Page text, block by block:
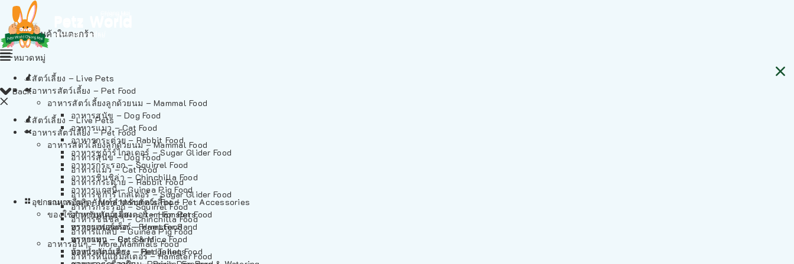
ไม่มีสินค้าในตะกร้า
Back
สัตว์เลี้ยง – Live Pets
อาหารสัตว์เลี้ยง – Pet Food
อาหารสัตว์เลี้ยงลูกด้วยนม – Mammal Food
อาหารสุนัข – Dog Food
อาหารแมว – Cat Food
อาหารกระต่าย – Rabbit Food
อาหารชูก้าร์ไกลเดอร์ – Sugar Glider Food
อาหารกระรอก – Squirrel Food
อาหารชินชิล่า – Chinchilla Food
อาหารแกสบี้ – Guinea Pig Food
อาหารอื่นๆ – More Mammals Food
อาหารหนูแฮมสเตอร์ – Hamster Food
หมวดหมู่
สัตว์เลี้ยง – Live Pets
อาหารสัตว์เลี้ยง – Pet Food
อาหารสัตว์เลี้ยงลูกด้วยนม – Mammal Food
อาหารสุนัข – Dog Food
อาหารแมว – Cat Food
อาหารกระต่าย – Rabbit Food
อาหารชูก้าร์ไกลเดอร์ – Sugar Glider Food
อาหารกระรอก – Squirrel Food
อาหารชินชิล่า – Chinchilla Food
อาหารแกสบี้ – Guinea Pig Food
อาหารอื่นๆ – More Mammals Food
อาหารหนูแฮมสเตอร์ – Hamster Food
อาหารเฟอร์เร็ต – Ferret Food
อาหารหนู – Rats & Mice Food
อาหารเม่นแคระ – Hedgehog Food
อุปกรณและผลิตภัณฑ์สำหรับสัตว์เลี้ยง – Pet Accessories
ของใช้สำหรับสัตว์เลี้ยง – Item For Pets
ทรายแฮมสเตอร์ – Hamster Sand
ทรายแมว – Cat Sand
ห้องน้ำสัตว์เลี้ยง – Pet Toilets